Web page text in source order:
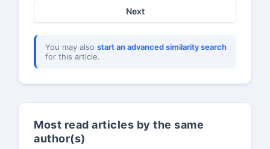
Next
You may also start an advanced similarity search
for this article.
Most read articles by the same
author(s)